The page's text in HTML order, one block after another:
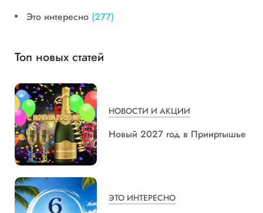
Это интересно (277)
Топ новых статей
НОВОСТИ И АКЦИИ
Новый 2027 год в Прииртышье
ЭТО ИНТЕРЕСНО